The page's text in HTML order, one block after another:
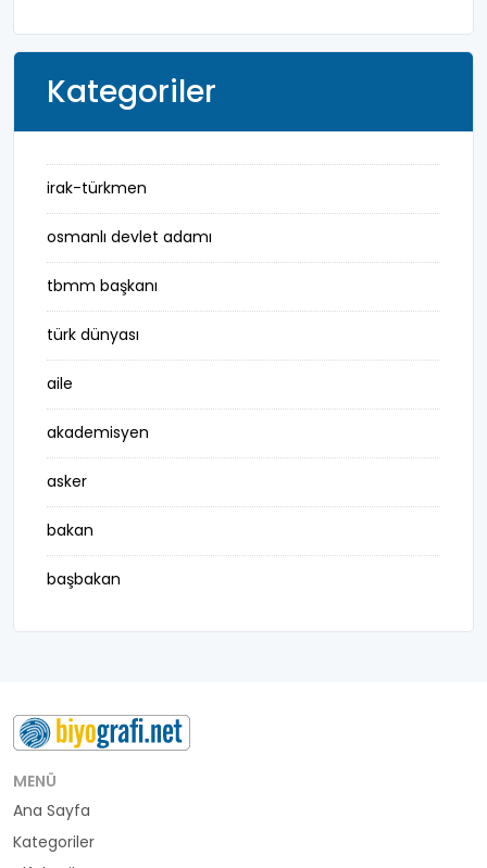
Kategoriler
irak-türkmen
osmanlı devlet adamı
tbmm başkanı
türk dünyası
aile
akademisyen
asker
bakan
başbakan
belediye başkanı
buluş
bürokrat
büyükelçi
MENÜ
Ana Sayfa
Kategoriler